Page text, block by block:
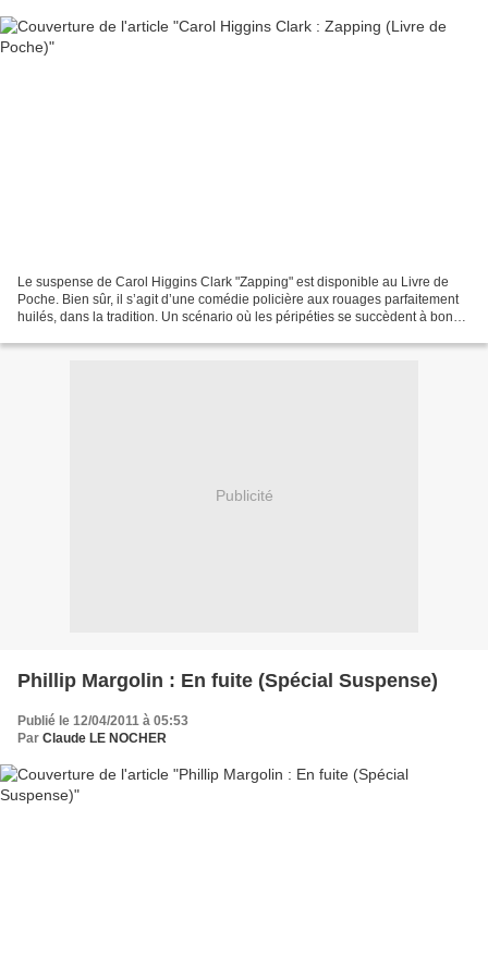
Le suspense de Carol Higgins Clark "Zapping" est disponible au Livre de
Poche. Bien sûr, il s’agit d’une comédie policière aux rouages parfaitement
huilés, dans la tradition. Un scénario où les péripéties se succèdent à bon
Publicité
Phillip Margolin : En fuite (Spécial Suspense)
Publié le 12/04/2011 à 05:53
Par Claude LE NOCHER